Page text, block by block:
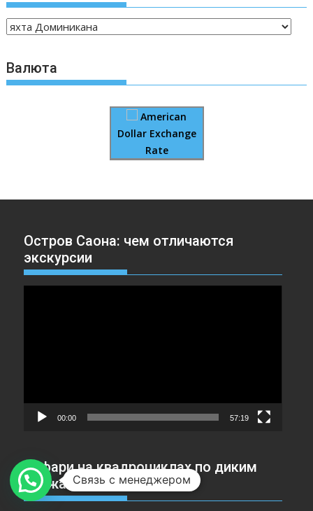
Валюта
American
Dollar Exchange
Rate
Остров Саона: чем отличаются
экскурсии
00:00 57:19
Сафари на квадроциклах по диким
пляжамСвязь с менеджером